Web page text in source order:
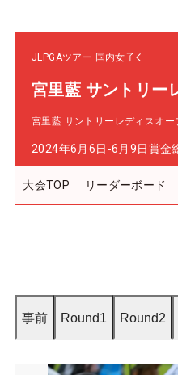
JLPGAツアー 国内女子
宮里藍 サントリー
宮里藍 サントリーレディスオー
2024年6月6日-6月9日賞金
大会TOP リーダーボード
事前 Round1 Round2